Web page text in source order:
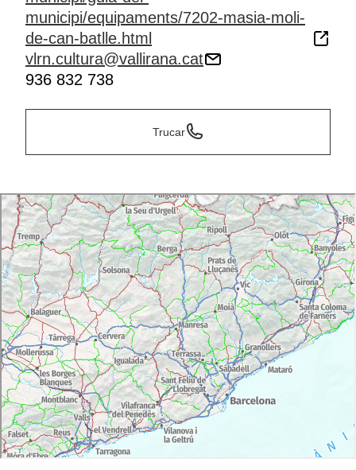
municipi/equipaments/7202-masia-moli-
de-can-batlle.html
vlrn.cultura@vallirana.cat
936 832 738
Trucar